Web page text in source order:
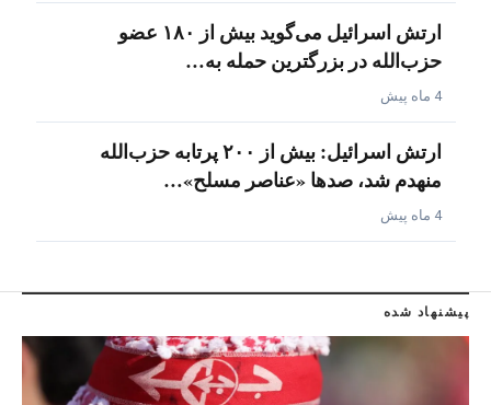
ارتش اسرائیل می‌گوید بیش از ۱۸۰ عضو
حزب‌الله در بزرگترین حمله به…
4 ماه پیش
ارتش اسرائیل: بیش از ۲۰۰ پرتابه حزب‌الله
منهدم شد، صدها «عناصر مسلح»…
4 ماه پیش
پیشنهاد شده